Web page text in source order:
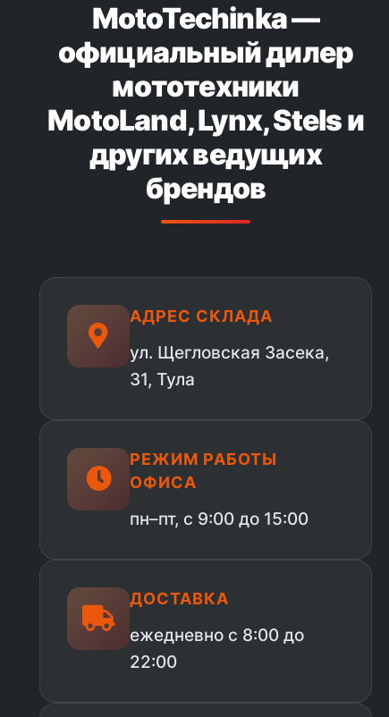
MotoTechinka —
официальный дилер
мототехники
MotoLand, Lynx, Stels и
других ведущих
брендов
АДРЕС СКЛАДА
ул. Щегловская Засека,
31, Тула
РЕЖИМ РАБОТЫ
ОФИСА
пн–пт, с 9:00 до 15:00
ДОСТАВКА
ежедневно с 8:00 до
22:00